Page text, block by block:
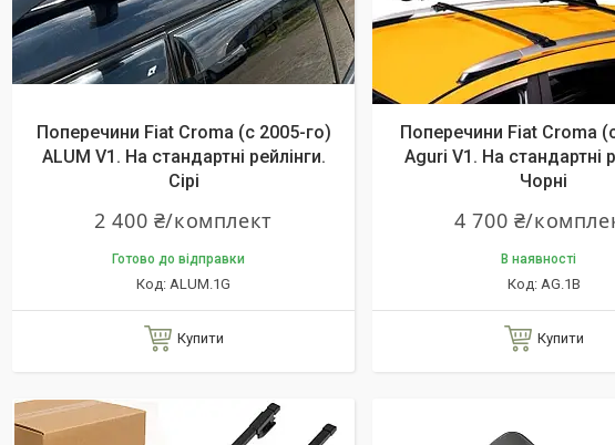
Поперечини Fiat Croma (c 2005-го)
ALUM V1. На стандартні рейлінги.
Сірі
2 400 ₴/комплект
Готово до відправки
ALUM.1G
Купити
Поперечини Fiat Croma
Aguri V1. На стандартні
Чорні
4 700 ₴/
В наявності
AG.1B
Купити